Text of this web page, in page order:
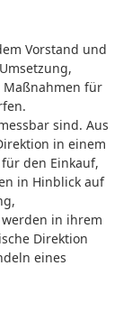
Vorstand und
für
sind. Aus
in einem
den Einkauf,
in Hinblick auf
in ihrem
Direktion
eines